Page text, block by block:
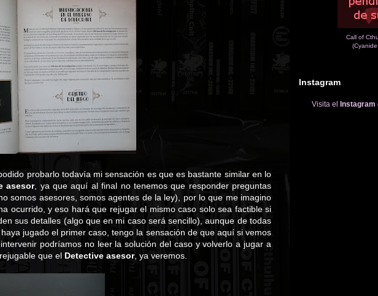
probarlo todavía mi sensación es que es bastante similar en lo
asesor, ya que aquí al final no tenemos que responder preguntas
somos asesores, somos agentes de la ley), por lo que me imagino
ocurrido, y eso hará que rejugar el mismo caso solo sea factible si
sus detalles (algo que en mi caso será sencillo), aunque de todas
jugado el primer caso, tengo la sensación de que aquí si vemos
podríamos no leer la solución del caso y volverlo a jugar a
que el Detective asesor, ya veremos.
Call of
Instagram
Visita el Instagram